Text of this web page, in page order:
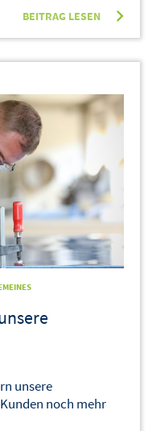
BEITRAG LESEN
unsere
noch mehr